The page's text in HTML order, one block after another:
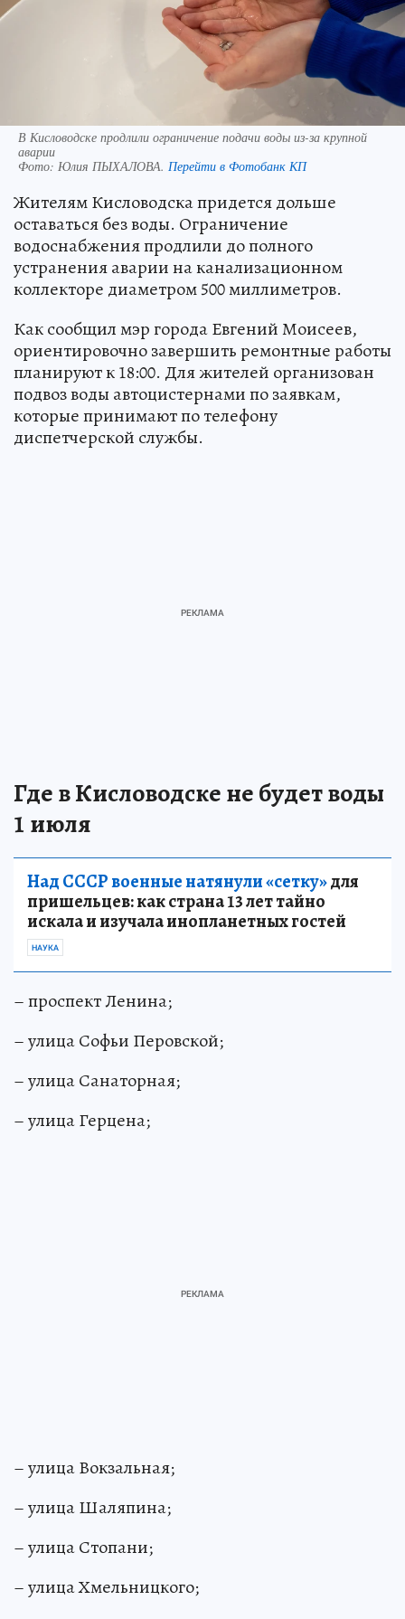
В Кисловодске продлили ограничение подачи воды из-за крупной
аварии
Фото: Юлия ПЫХАЛОВА. Перейти в Фотобанк КП
Жителям Кисловодска придется дольше
оставаться без воды. Ограничение
водоснабжения продлили до полного
устранения аварии на канализационном
коллекторе диаметром 500 миллиметров.
Как сообщил мэр города Евгений Моисеев,
ориентировочно завершить ремонтные работы
планируют к 18:00. Для жителей организован
подвоз воды автоцистернами по заявкам,
которые принимают по телефону
диспетчерской службы.
Где в Кисловодске не будет воды
1 июля
Над СССР военные натянули «сетку»для
пришельцев: как страна 13 лет тайно
искала и изучала инопланетных гостей
НАУКА
– проспект Ленина;
– улица Софьи Перовской;
– улица Санаторная;
– улица Герцена;
– улица Вокзальная;
– улица Шаляпина;
– улица Стопани;
– улица Хмельницкого;